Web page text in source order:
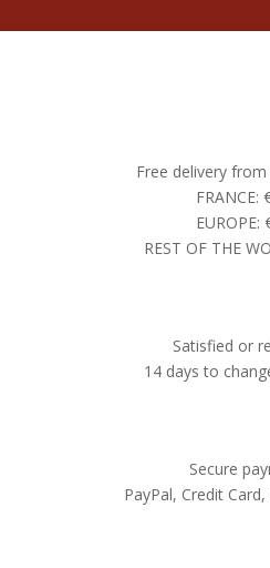
Free delivery
FRANCE:
EUROPE:
REST OF THE
Satisfied or
14 days to
Secure
PayPal, Credit